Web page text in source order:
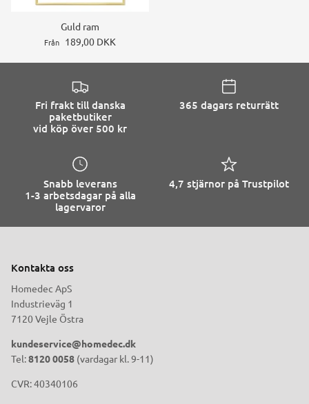
Guld ram
Från 189,00 DKK
Fri frakt till danska
paketbutiker
vid köp över 500 kr
365 dagars returrätt
Snabb leverans
1-3 arbetsdagar på alla
lagervaror
4,7 stjärnor på Trustpilot
Kontakta oss
Homedec ApS
Industrieväg 1
7120 Vejle Östra
kundeservice@homedec.dk
Tel:8120 0058 (vardagar kl. 9-11)
CVR: 40340106